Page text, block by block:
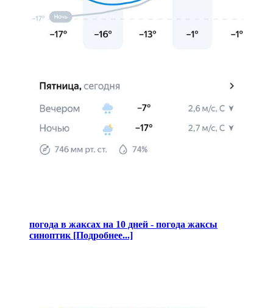
погода в жаксах на 10 дней - погода жаксы
синоптик [Подробнее...]